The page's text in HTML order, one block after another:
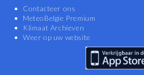
Contacteer ons
MeteoBelgie Premium
Klimaat Archieven
Weer op uw website